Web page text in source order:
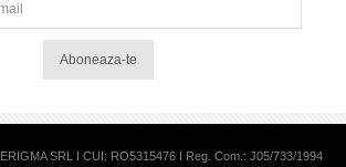
Aboneaza-te
SRL I CUI: RO5315476 I Reg. Com.: J05/733/1994